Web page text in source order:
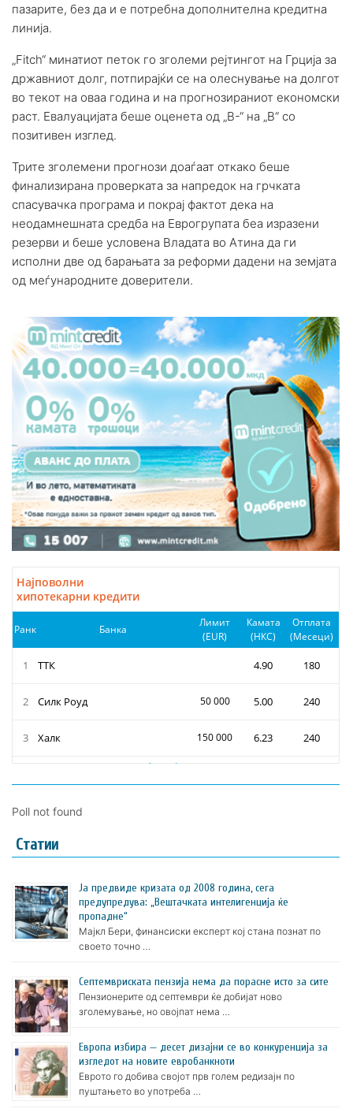
пазарите, без да и е потребна дополнителна кредитна
линија.
„Fitch“ минатиот петок го зголеми рејтингот на Грција за
државниот долг, потпирајќи се на олеснување на долгот
во текот на оваа година и на прогнозираниот економски
раст. Евалуацијата беше оценета од „В-“ на „В“ со
позитивен изглед.
Трите зголемени прогнози доаѓаат откако беше
финализирана проверката за напредок на грчката
спасувачка програма и покрај фактот дека на
неодамнешната средба на Еврогрупата беа изразени
резерви и беше условена Владата во Атина да ги
исполни две од барањата за реформи дадени на земјата
од меѓународните доверители.
Poll not found
Статии
Ја предвиде кризата од 2008 година, сега
предупредува: „Вештачката интелигенција ќе
пропадне“
Мајкл Бери, финансиски експерт кој стана познат по
своето точно …
Септемвриската пензија нема да порасне исто за сите
Пензионерите од септември ќе добијат ново
зголемување, но овојпат нема …
Европа избира — десет дизајни се во конкуренција за
изгледот на новите евробанкноти
Еврото го добива својот прв голем редизајн по
пуштањето во употреба …